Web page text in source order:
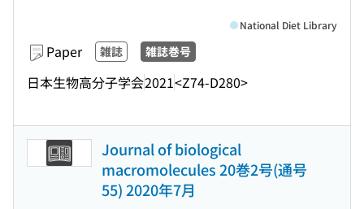
Paper 雑誌 雑誌巻号
日本生物高分子学会2021<Z74-D280>
National Diet Library
Journal of biological
macromolecules 20巻2号(通号
55) 2020年7月